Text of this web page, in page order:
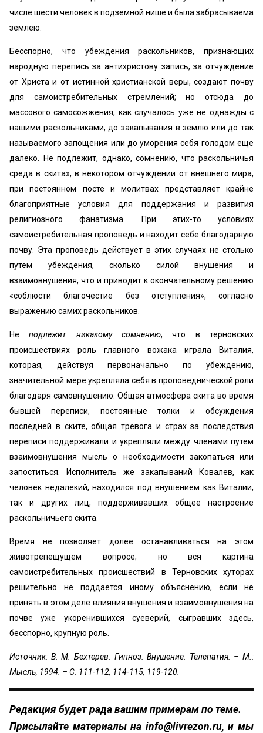
числе шести человек в подземной нише и была забрасываема
землею.
Бесспорно, что убеждения раскольников, признающих
народную перепись за антихристову запись, за отчуждение
от Христа и от истинной христианской веры, создают почву
для самоистребительных стремлений; но отсюда до
массового самосожжения, как случалось уже не однажды с
нашими раскольниками, до закапывания в землю или до так
называемого запощения или до уморения себя голодом еще
далеко. Не подлежит, однако, сомнению, что раскольничья
среда в скитах, в некотором отчуждении от внешнего мира,
при постоянном посте и молитвах представляет крайне
благоприятные условия для поддержания и развития
религиозного фанатизма. При этих-то условиях
самоистребительная проповедь и находит себе благодарную
почву. Эта проповедь действует в этих случаях не столько
путем убеждения, сколько силой внушения и
взаимовнушения, что и приводит к окончательному решению
«соблюсти благочестие без отступления», согласно
выражению самих раскольников.
Неподлежит никакому сомнению, что в терновских
происшествиях роль главного вожака играла Виталия,
которая, действуя первоначально по убеждению,
значительной мере укрепляла себя в проповеднической роли
благодаря самовнушению. Общая атмосфера скита во время
бывшей переписи, постоянные толки и обсуждения
последней в ските, общая тревога и страх за последствия
переписи поддерживали и укрепляли между членами путем
взаимовнушения мысль о необходимости закопаться или
запоститься. Исполнитель же закапываний Ковалев, как
человек недалекий, находился под внушением как Виталии,
так и других лиц, поддерживавших общее настроение
раскольничьего скита.
Время не позволяет долее останавливаться на этом
животрепещущем вопросе; но вся картина
самоистребительных происшествий в Терновских хуторах
решительно не поддается иному объяснению, если не
принять в этом деле влияния внушения и взаимовнушения на
почве уже укоренившихся суеверий, сыгравших здесь,
бесспорно, крупную роль.
Источник: В. М. Бехтерев. Гипноз. Внушение. Телепатия. – М.:
Мысль, 1994. – С. 111-112, 114-115, 119-120.
Редакция будет рада вашим примерам по теме.
Присылайте материалы на info@livrezon.ru, и мы